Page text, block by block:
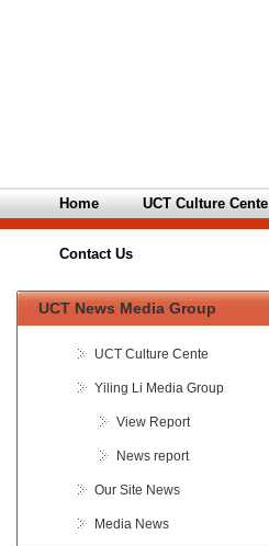
Home UCT Culture Cente
Contact Us
UCT News Media Group
UCT Culture Cente
Yiling Li Media Group
View Report
News report
Our Site News
Media News